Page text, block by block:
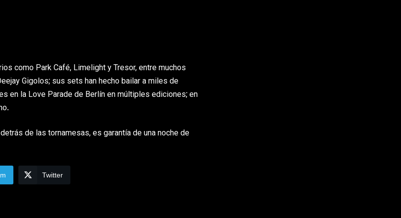
como Park Café, Limelight y Tresor, entre muchos
Gigolos; sus sets han hecho bailar a miles de
en la Love Parade de Berlín en múltiples ediciones; en
de las tornamesas, es garantía de una noche de
Twitter